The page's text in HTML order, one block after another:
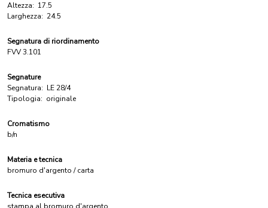
Altezza: 17.5
Larghezza: 24.5
Segnatura di riordinamento
FVV 3.101
Segnature
Segnatura: LE 28/4
Tipologia: originale
Cromatismo
b/n
Materia e tecnica
bromuro d'argento / carta
Tecnica esecutiva